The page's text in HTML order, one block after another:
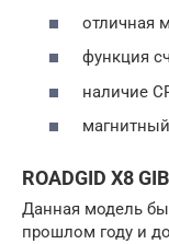
отличная
функция
наличие
ROADGID X8
Данная модель
прошлом году и